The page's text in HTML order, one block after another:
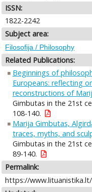
ISSN:
1822-2242
Subject area:
Filosofija / Philosophy
Related Publications:
Beginnings of
Europeans: reflecting
reconstructions of
Gimbutas in the 21st
108-140.
Marija Gimbutas,
traces, myths, and
Gimbutas in the 21st
89-140.
Permalink:
https://